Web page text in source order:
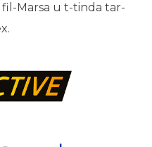
Marsa u t-tinda tar-